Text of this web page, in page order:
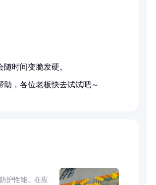
时间变脆发硬。
，各位老板快去试试吧～
护性能。在应